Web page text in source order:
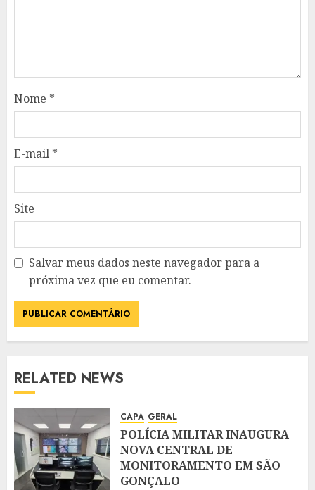
Nome *
E-mail *
Site
Salvar meus dados neste navegador para a
próxima vez que eu comentar.
RELATED NEWS
CAPA GERAL
POLÍCIA MILITAR INAUGURA
NOVA CENTRAL DE
MONITORAMENTO EM SÃO
GONÇALO